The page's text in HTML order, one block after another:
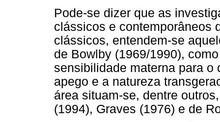
Pode-se dizer que as
clássicos e contemporâneos
clássicos, entendem-se
de Bowlby (1969/1990),
sensibilidade materna para
apego e a natureza
área situam-se, dentre
(1994), Graves (1976) e de